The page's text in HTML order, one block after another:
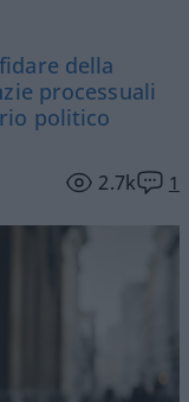
della
processuali
politico
2.7k 1